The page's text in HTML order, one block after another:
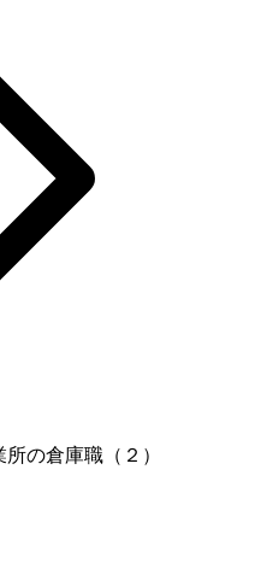
の倉庫職（２）